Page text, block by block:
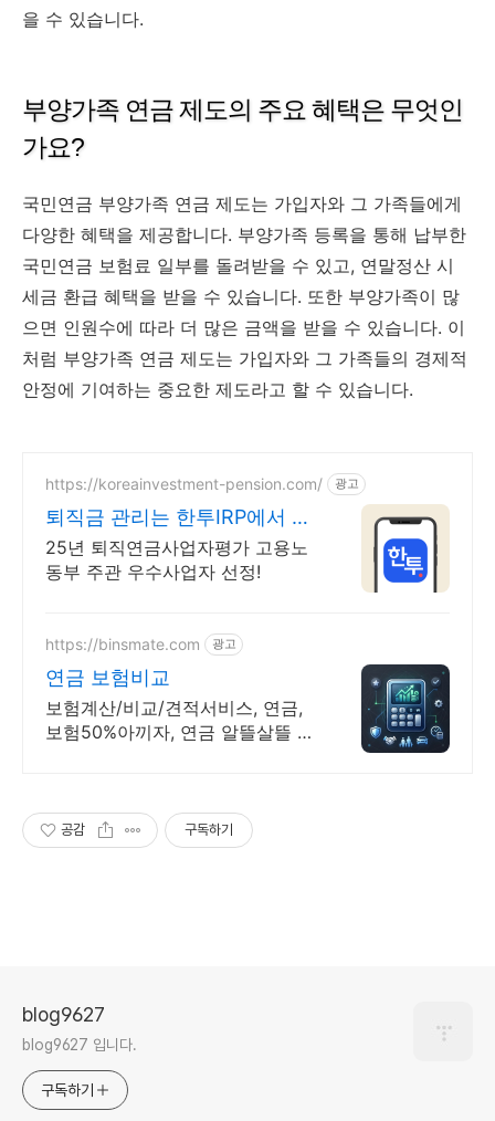
을 수 있습니다.
부양가족 연금 제도의 주요 혜택은 무엇인
가요?
국민연금 부양가족 연금 제도는 가입자와 그 가족들에게
다양한 혜택을 제공합니다. 부양가족 등록을 통해 납부한
국민연금 보험료 일부를 돌려받을 수 있고, 연말정산 시
세금 환급 혜택을 받을 수 있습니다. 또한 부양가족이 많
으면 인원수에 따라 더 많은 금액을 받을 수 있습니다. 이
처럼 부양가족 연금 제도는 가입자와 그 가족들의 경제적
안정에 기여하는 중요한 제도라고 할 수 있습니다.
https://koreainvestment-pension.com/ 광고
퇴직금 관리는 한투IRP에서 자
동 투자하는 적립식 ETF
25년 퇴직연금사업자평가 고용노
동부 주관 우수사업자 선정!
https://binsmate.com 광고
연금 보험비교
보험계산/비교/견적서비스, 연금,
보험50%아끼자, 연금 알뜰살뜰 가
공감 구독하기
blog9627
blog9627 입니다.
구독하기